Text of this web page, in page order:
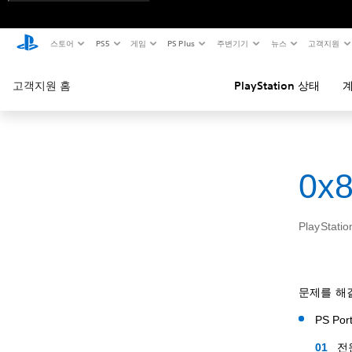
스토어 PS5 게임 PS Plus 주변기기 뉴스 고객지원
고객지원 홈 PlayStation 상태
문제를 해
PS
전